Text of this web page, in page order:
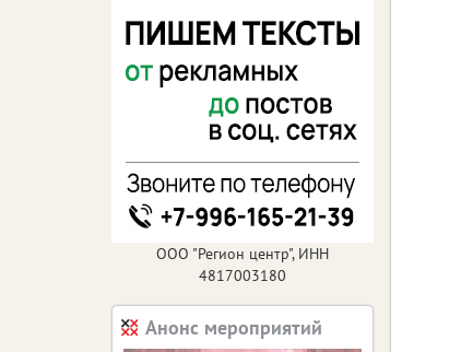
ООО "Регион центр", ИНН
4817003180
Анонс мероприятий